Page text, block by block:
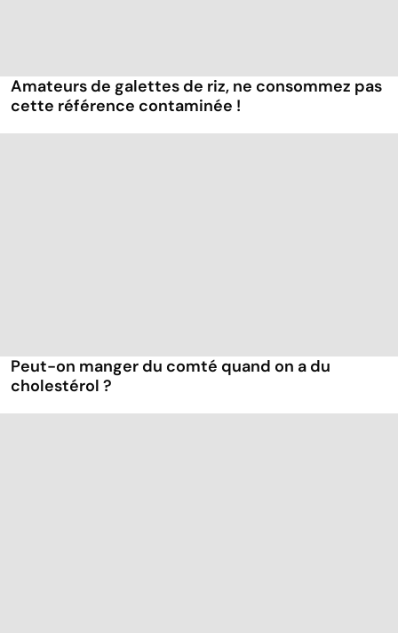
Amateurs de galettes de riz, ne consommez pas
cette référence contaminée !
Peut-on manger du comté quand on a du
cholestérol ?